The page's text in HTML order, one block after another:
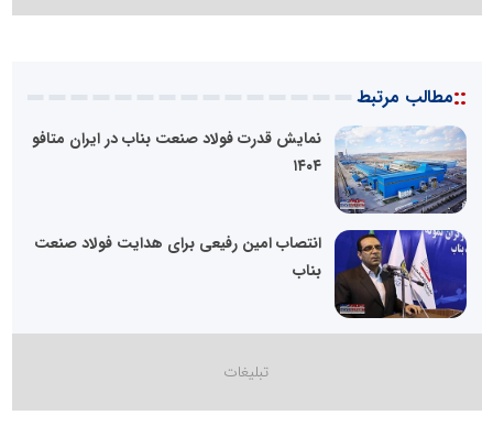
::مطالب مرتبط
نمایش قدرت فولاد صنعت بناب در ایران متافو
۱۴۰۴
انتصاب امین رفیعی برای هدایت فولاد صنعت
بناب